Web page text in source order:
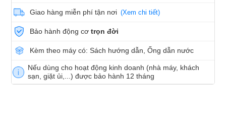
Giao hàng miễn phí tận nơi (Xem chi tiết)
Bảo hành động cơ trọn đời
Kèm theo máy có: Sách hướng dẫn, Ống dẫn nước
Nếu dùng cho hoạt động kinh doanh (nhà máy, khách
sạn, giặt ủi,...) được bảo hành 12 tháng